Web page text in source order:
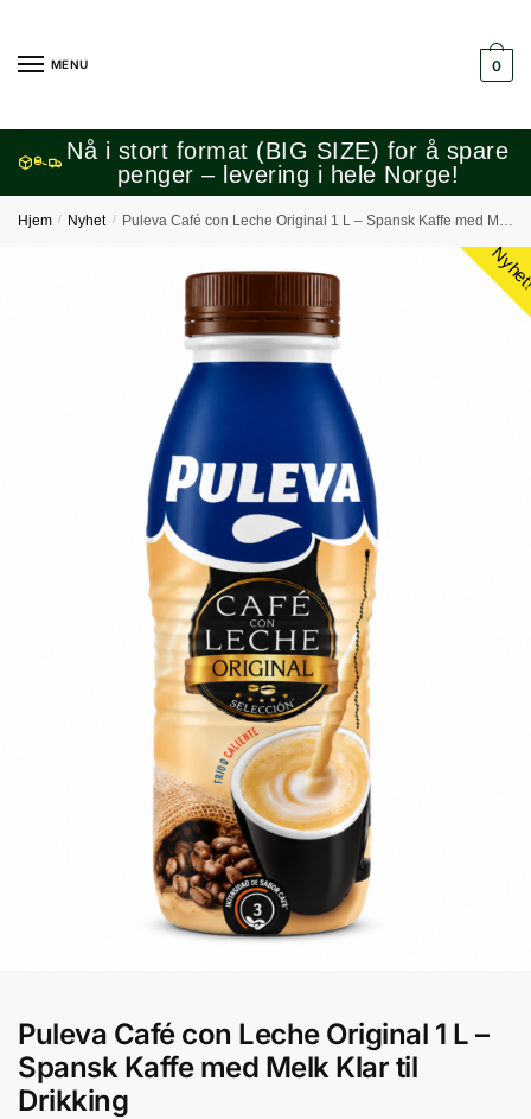
navigation
contentMENU 0
Nå i stort format (BIG SIZE) for å spare
penger – levering i hele Norge!
Hjem / Nyhet / Puleva Café con Leche Original 1 L – Spansk Kaffe med Melk Klar til Drikking
Puleva Café con Leche Original 1 L –
Spansk Kaffe med Melk Klar til
Drikking